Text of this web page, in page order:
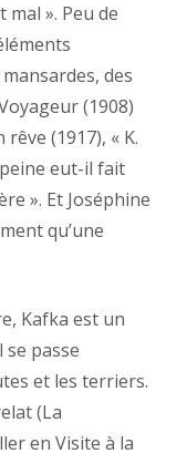
». Peu de
des
(1908)
(1917), « K.
eut-il fait
». Et Joséphine
qu’une
Kafka est un
passe
et les terriers.
(La
en Visite à la